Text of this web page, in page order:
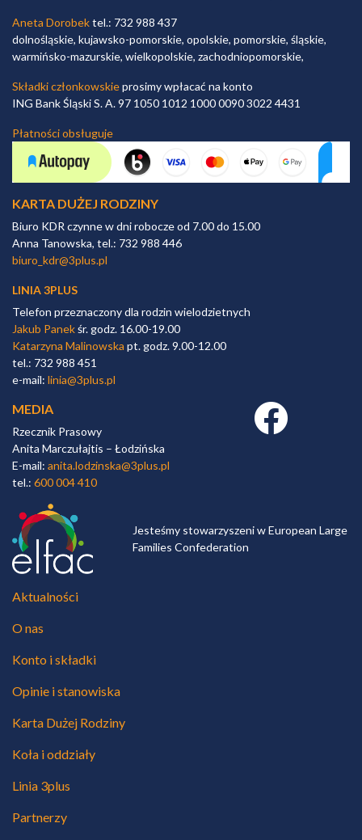
Aneta Dorobektel.: 732 988 437
dolnośląskie, kujawsko-pomorskie, opolskie, pomorskie, śląskie,
warmińsko-mazurskie, wielkopolskie, zachodniopomorskie,
Składki członkowskieprosimy wpłacać na konto
ING Bank Śląski S. A. 97 1050 1012 1000 0090 3022 4431
Płatności obsługuje
KARTA DUŻEJ RODZINY
Biuro KDR czynne w dni robocze od 7.00 do 15.00
Anna Tanowska, tel.: 732 988 446
biuro_kdr@3plus.pl
LINIA 3PLUS
Telefon przeznaczony dla rodzin wielodzietnych
Jakub Panekśr. godz. 16.00-19.00
Katarzyna Malinowska pt. godz. 9.00-12.00
tel.: 732 988 451
e-mail: linia@3plus.pl
MEDIA
Rzecznik Prasowy
Anita Marczułajtis – Łodzińska
E-mail: anita.lodzinska@3plus.pl
tel.: 600 004 410
Facebook link
Jesteśmy stowarzyszeni w European Large
Families Confederation
Aktualności
O nas
Konto i składki
Opinie i stanowiska
Karta Dużej Rodziny
Koła i oddziały
Linia 3plus
Partnerzy